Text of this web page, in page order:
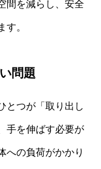
間を減らし、安全
す。
問題
とつが「取り出し
手を伸ばす必要が
への負荷がかかり